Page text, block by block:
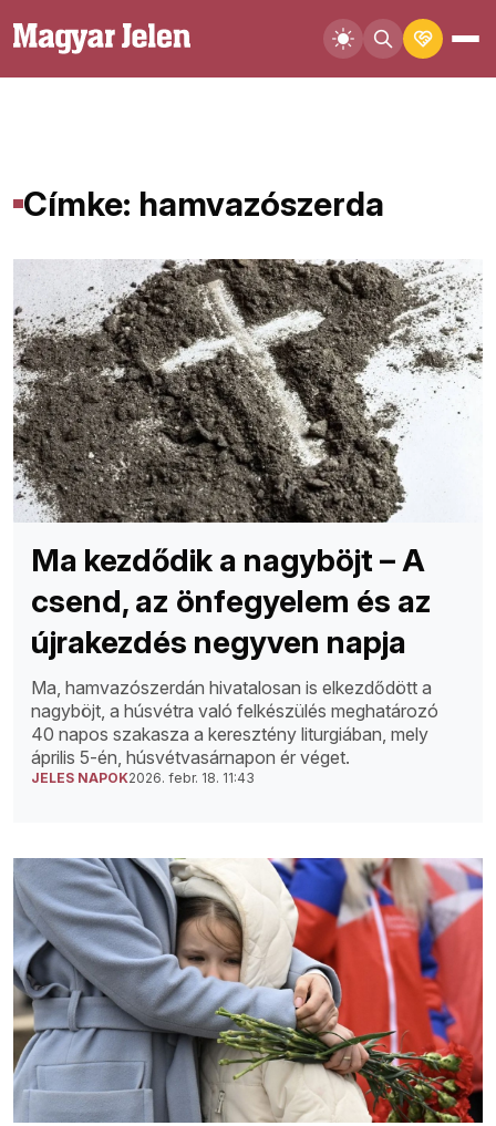
Címke: hamvazószerda
Ma kezdődik a nagyböjt – A
csend, az önfegyelem és az
újrakezdés negyven napja
Ma, hamvazószerdán hivatalosan is elkezdődött a
nagyböjt, a húsvétra való felkészülés meghatározó
40 napos szakasza a keresztény liturgiában, mely
április 5-én, húsvétvasárnapon ér véget.
JELES NAPOK2026. febr. 18. 11:43